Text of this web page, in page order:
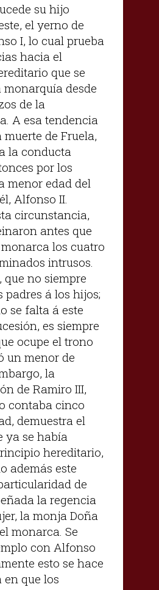
su hijo
el yerno de
I, lo cual prueba
hacia el
que se
desde
de la
A esa tendencia
de Fruela,
la conducta
por los
menor edad del
Alfonso II.
circunstancia,
antes que
los cuatro
intrusos.
que no siempre
padres á los hijos;
se falta á este
es siempre
ocupe el trono
un menor de
la
de Ramiro III,
contaba cinco
demuestra el
ya se había
hereditario,
además este
de
la regencia
la monja Doña
monarca. Se
con Alfonso
esto se hace
en que los